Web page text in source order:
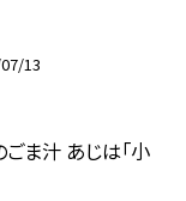
13
ま汁 あじは「小